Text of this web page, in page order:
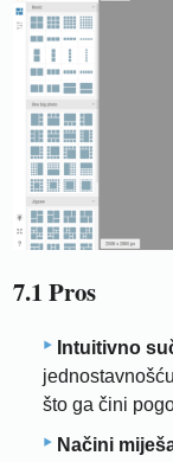
7.1 Pros
Intuitivno
što ga čini
Načini